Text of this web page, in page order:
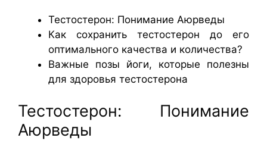
Тестостерон: Понимание Аюрведы
Как сохранить тестостерон до его
оптимального качества и количества?
Важные позы йоги, которые полезны
для здоровья тестостерона
Тестостерон: Понимание
Аюрведы